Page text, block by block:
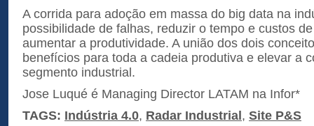
A corrida para adoção em massa do big data na
possibilidade de falhas, reduzir o tempo e custos
aumentar a produtividade. A união dos dois
benefícios para toda a cadeia produtiva e elevar a
segmento industrial.
Jose Luqué é Managing Director LATAM na Infor*
TAGS: Indústria 4.0, Radar Industrial , Site P&S